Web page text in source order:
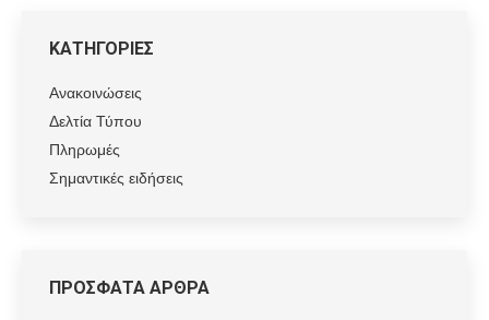
ΚΑΤΗΓΟΡΙΕΣ
Ανακοινώσεις
Δελτία Τύπου
Πληρωμές
Σημαντικές ειδήσεις
ΠΡΟΣΦΑΤΑ ΑΡΘΡΑ